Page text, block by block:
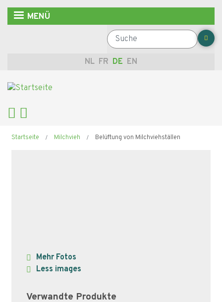
Direkt
zum
MENÜ
Suche
NL FR DE EN
Pfadnavigation
Startseite Milchvieh Belüftung von Milchviehställen
Mehr Fotos
Less images
Verwandte Produkte